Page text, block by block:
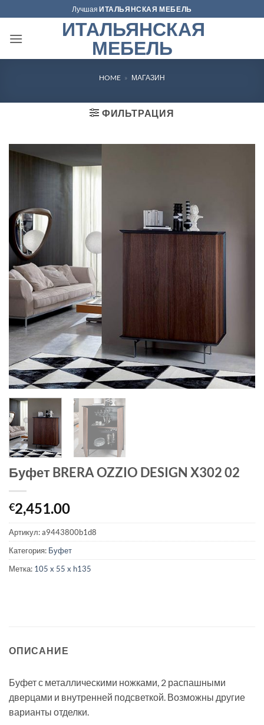
to
content
ЛучшаяИТАЛЬЯНСКАЯ МЕБЕЛЬ
ИТАЛЬЯНСКАЯ
МЕБЕЛЬ
HOME » МАГАЗИН
ФИЛЬТРАЦИЯ
Буфет BRERA OZZIO DESIGN X302 02
€2,451.00
Артикул:a9443800b1d8
Категория: Буфет
Метка: 105 x 55 x h135
ОПИСАНИЕ
Буфет с металлическими ножками, 2 распашными
дверцами и внутренней подсветкой. Возможны другие
варианты отделки.